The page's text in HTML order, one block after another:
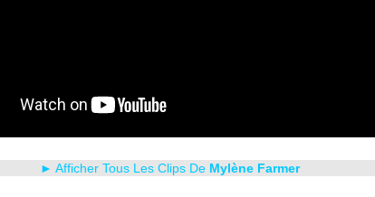
► Afficher Tous Les Clips De Mylène Farmer